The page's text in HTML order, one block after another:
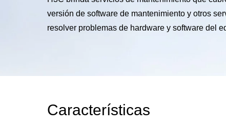
versión de software de mantenimiento y otros
resolver problemas de hardware y software del
Características